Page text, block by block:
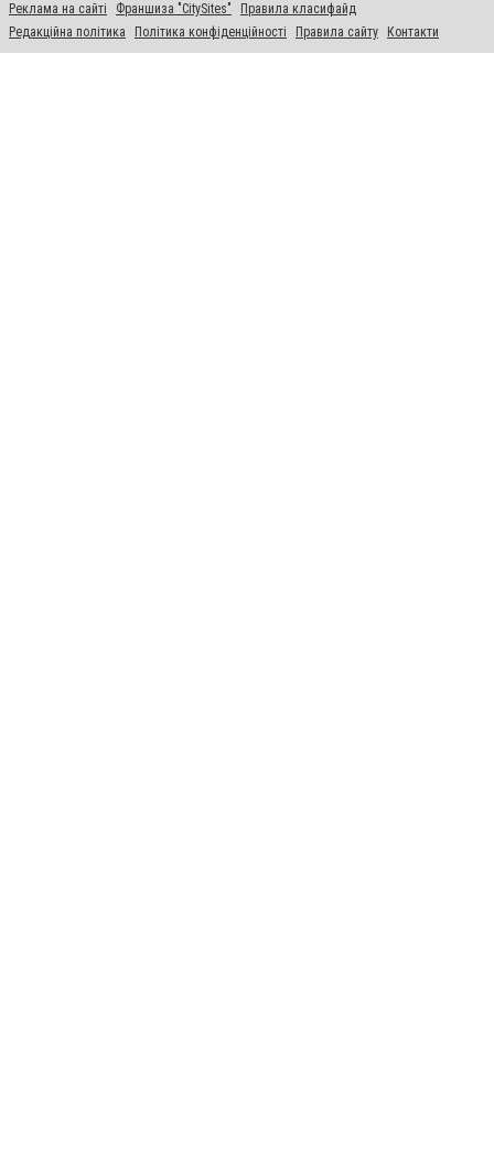
Реклама на сайті Франшиза "CitySites"
Правила класифайд
Редакційна політика
Політика конфіденційності Правила сайту Контакти